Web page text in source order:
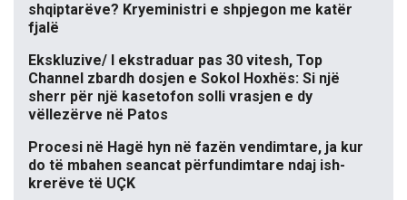
shqiptarëve? Kryeministri e shpjegon me katër
fjalë
Ekskluzive/ I ekstraduar pas 30 vitesh, Top
Channel zbardh dosjen e Sokol Hoxhës: Si një
sherr për një kasetofon solli vrasjen e dy
vëllezërve në Patos
Procesi në Hagë hyn në fazën vendimtare, ja kur
do të mbahen seancat përfundimtare ndaj ish-
krerëve të UÇK